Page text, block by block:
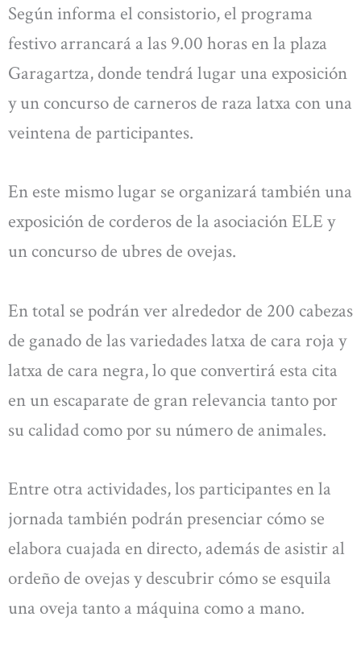
Según informa el consistorio, el programa
festivo arrancará a las 9.00 horas en la plaza
Garagartza, donde tendrá lugar una exposición
y un concurso de carneros de raza latxa con una
veintena de participantes.
En este mismo lugar se organizará también una
exposición de corderos de la asociación ELE y
un concurso de ubres de ovejas.
En total se podrán ver alrededor de 200 cabezas
de ganado de las variedades latxa de cara roja y
latxa de cara negra, lo que convertirá esta cita
en un escaparate de gran relevancia tanto por
su calidad como por su número de animales.
Entre otra actividades, los participantes en la
jornada también podrán presenciar cómo se
elabora cuajada en directo, además de asistir al
ordeño de ovejas y descubrir cómo se esquila
una oveja tanto a máquina como a mano.